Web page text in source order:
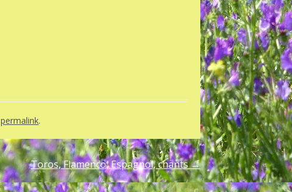
permalink.
Toros, Flamenco, Espagnol, chants→